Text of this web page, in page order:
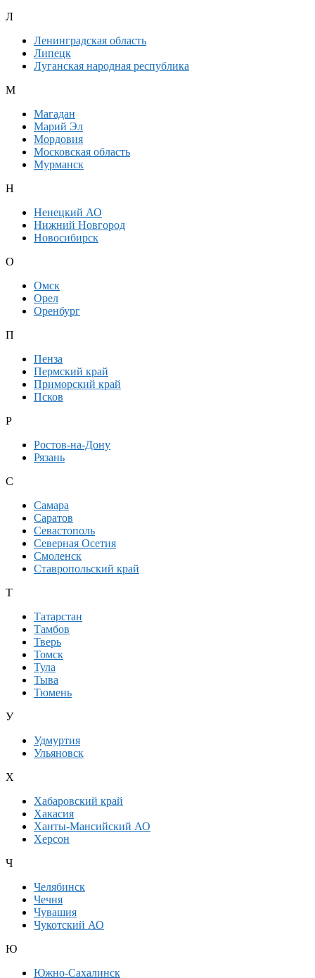
Л
Ленинградская область
Липецк
Луганская народная республика
М
Магадан
Марий Эл
Мордовия
Московская область
Мурманск
Н
Ненецкий АО
Нижний Новгород
Новосибирск
О
Омск
Орел
Оренбург
П
Пенза
Пермский край
Приморский край
Псков
Р
Ростов-на-Дону
Рязань
С
Самара
Саратов
Севастополь
Северная Осетия
Смоленск
Ставропольский край
Т
Татарстан
Тамбов
Тверь
Томск
Тула
Тыва
Тюмень
У
Удмуртия
Ульяновск
Х
Хабаровский край
Хакасия
Ханты-Мансийский АО
Херсон
Ч
Челябинск
Чечня
Чувашия
Чукотский АО
Ю
Южно-Сахалинск